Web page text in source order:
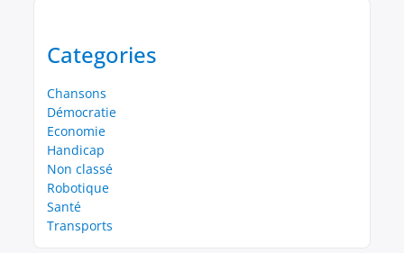
Categories
Chansons
Démocratie
Economie
Handicap
Non classé
Robotique
Santé
Transports